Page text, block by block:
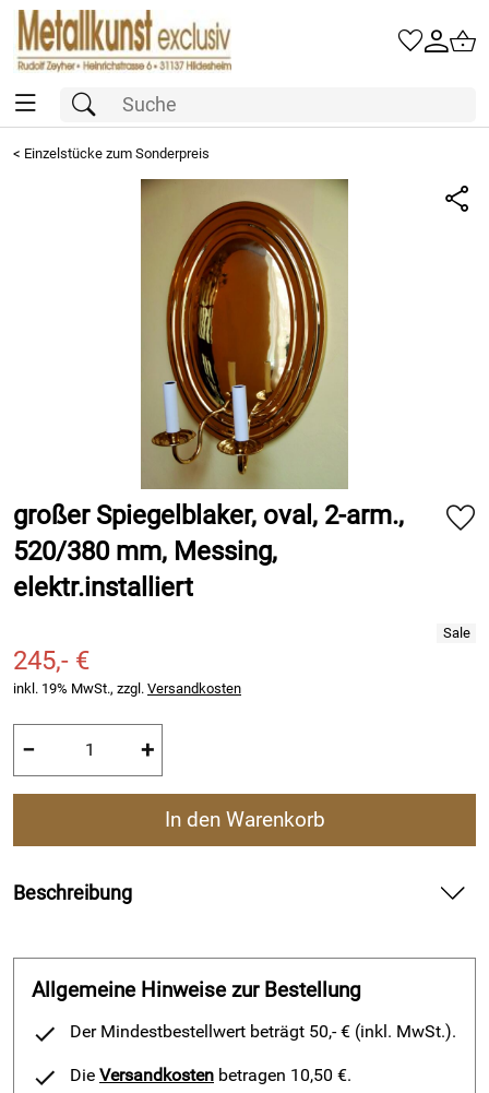
< Einzelstücke zum Sonderpreis
großer Spiegelblaker, oval, 2-arm.,
520/380 mm, Messing,
elektr.installiert
245,- €
inkl. 19% MwSt., zzgl. Versandkosten
− +
In den Warenkorb
Beschreibung
Allgemeine Hinweise zur Bestellung
Der Mindestbestellwert beträgt 50,- € (inkl. MwSt.).
Die Versandkosten betragen 10,50 €.